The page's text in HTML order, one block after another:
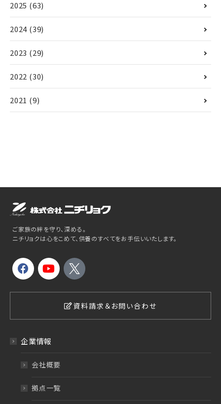
2025 (63)
2024 (39)
2023 (29)
2022 (30)
2021 (9)
ご家族の絆を守り、深める。
ニチリョクは心をこめて、供養のすべてをお手伝いいたします。
資料請求＆お問い合わせ
企業情報
会社概要
拠点一覧